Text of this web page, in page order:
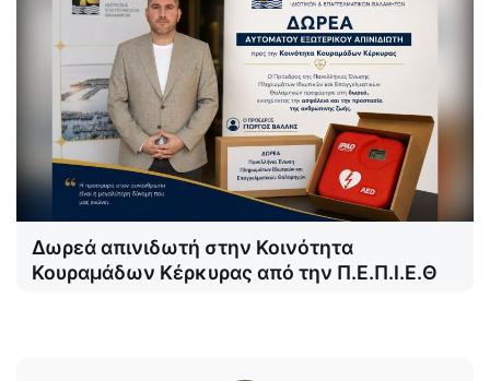
Δωρεά απινιδωτή στην Κοινότητα
Κουραμάδων Κέρκυρας από την Π.Ε.Π.Ι.Ε.Θ